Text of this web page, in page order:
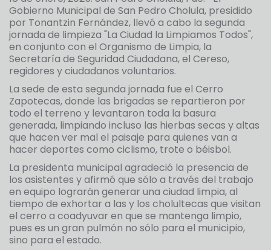
Gobierno Municipal de San Pedro Cholula, presidido
por Tonantzin Fernández, llevó a cabo la segunda
jornada de limpieza "La Ciudad la Limpiamos Todos",
en conjunto con el Organismo de Limpia, la
Secretaría de Seguridad Ciudadana, el Cereso,
regidores y ciudadanos voluntarios.
La sede de esta segunda jornada fue el Cerro
Zapotecas, donde las brigadas se repartieron por
todo el terreno y levantaron toda la basura
generada, limpiando incluso las hierbas secas y altas
que hacen ver mal el paisaje para quienes van a
hacer deportes como ciclismo, trote o béisbol.
La presidenta municipal agradeció la presencia de
los asistentes y afirmó que sólo a través del trabajo
en equipo lograrán generar una ciudad limpia, al
tiempo de exhortar a las y los cholultecas que visitan
el cerro a coadyuvar en que se mantenga limpio,
pues es un gran pulmón no sólo para el municipio,
sino para el estado.